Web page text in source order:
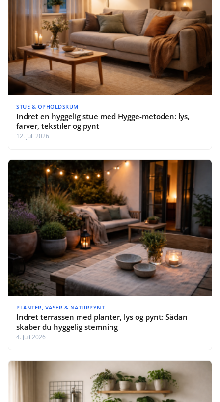
STUE & OPHOLDSRUM
Indret en hyggelig stue med Hygge-metoden: lys,
farver, tekstiler og pynt
12. juli 2026
PLANTER, VASER & NATURPYNT
Indret terrassen med planter, lys og pynt: Sådan
skaber du hyggelig stemning
4. juli 2026